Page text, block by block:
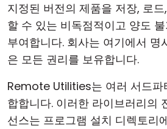
지정된 버전의 제품을 저장, 로
할 수 있는 비독점적이고 양도
부여합니다. 회사는 여기에서 명
은 모든 권리를 보유합니다.
Remote Utilities는 여러 서드파
합합니다. 이러한 라이브러리의
선스는 프로그램 설치 디렉토